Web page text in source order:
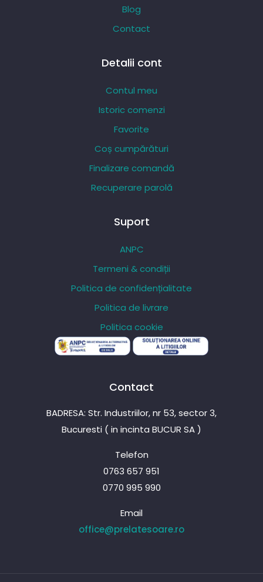
Blog
Contact
Detalii cont
Contul meu
Istoric comenzi
Favorite
Coș cumpărături
Finalizare comandă
Recuperare parolă
Suport
ANPC
Termeni & condiții
Politica de confidențialitate
Politica de livrare
Politica cookie
Contact
BADRESA: Str. Industriilor, nr 53, sector 3,
Bucuresti ( in incinta BUCUR SA )
Telefon
0763 657 951
0770 995 990
Email
office@prelatesoare.ro